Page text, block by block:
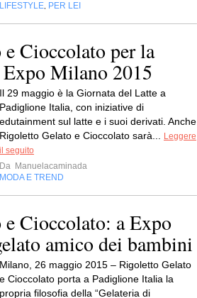
LIFESTYLE PER LEI
Cioccolato per la
Expo Milano 2015
Il 29 maggio è la Giornata del Latte a
Padiglione Italia, con iniziative di
edutainment sul latte e i suoi derivati. Anche
Rigoletto Gelato e Cioccolato sarà...
Leggere
il seguito
Da Manuelacaminada
MODA E TREND
Cioccolato: a Expo
amico dei bambini
Milano, 26 maggio 2015 – Rigoletto Gelato
e Cioccolato porta a Padiglione Italia la
propria filosofia della “Gelateria di